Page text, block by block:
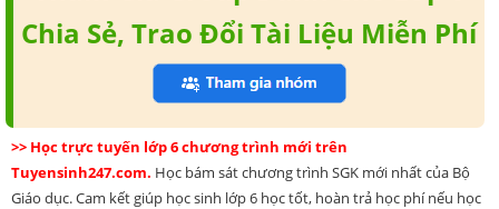
Chia Sẻ, Trao Đổi Tài Liệu Miễn Phí
>> Học trực tuyến lớp 6 chương trình mới trên
Tuyensinh247.com. Học bám sát chương trình SGK mới nhất của Bộ
Giáo dục. Cam kết giúp học sinh lớp 6 học tốt, hoàn trả học phí nếu học